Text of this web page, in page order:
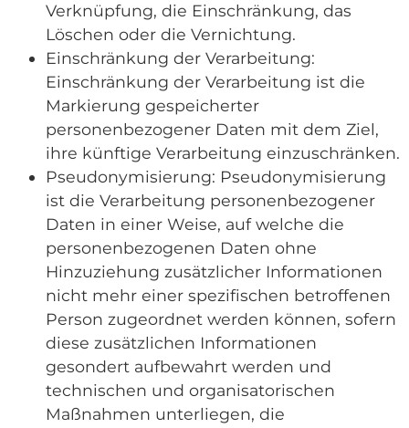
Verknüpfung, die Einschränkung, das
Löschen oder die Vernichtung.
Einschränkung der Verarbeitung:
Einschränkung der Verarbeitung ist die
Markierung gespeicherter
personenbezogener Daten mit dem Ziel,
ihre künftige Verarbeitung einzuschränken.
Pseudonymisierung: Pseudonymisierung
ist die Verarbeitung personenbezogener
Daten in einer Weise, auf welche die
personenbezogenen Daten ohne
Hinzuziehung zusätzlicher Informationen
nicht mehr einer spezifischen betroffenen
Person zugeordnet werden können, sofern
diese zusätzlichen Informationen
gesondert aufbewahrt werden und
technischen und organisatorischen
Maßnahmen unterliegen, die